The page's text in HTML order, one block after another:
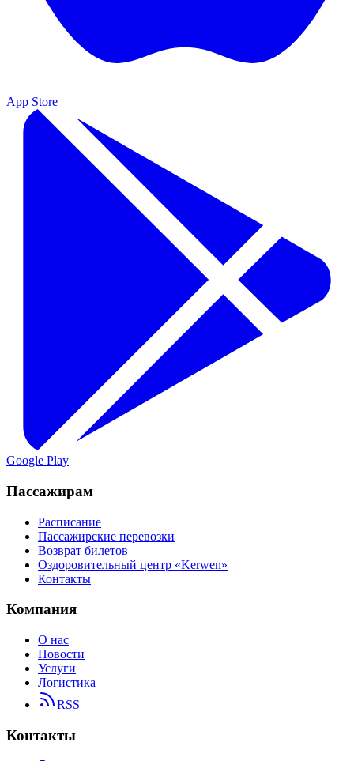
App Store
Google Play
Пассажирам
Расписание
Пассажирские перевозки
Возврат билетов
Оздоровительный центр «Kerwen»
Контакты
Компания
О нас
Новости
Услуги
Логистика
RSS
Контакты